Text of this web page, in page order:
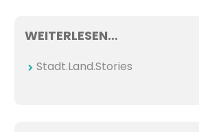
WEITERLESEN…
Stadt.Land.Stories